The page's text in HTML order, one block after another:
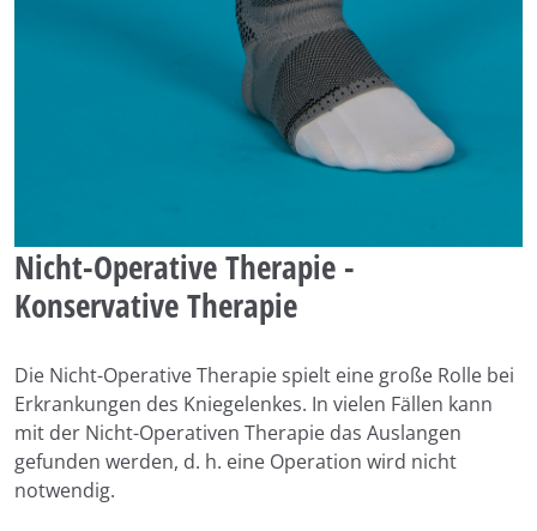
Nicht-Operative Therapie -
Konservative Therapie
Die Nicht-Operative Therapie spielt eine große Rolle bei
Erkrankungen des Kniegelenkes. In vielen Fällen kann
mit der Nicht-Operativen Therapie das Auslangen
gefunden werden, d. h. eine Operation wird nicht
notwendig.